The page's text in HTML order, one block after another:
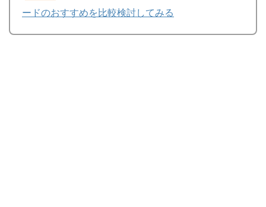
ードのおすすめを比較検討してみる